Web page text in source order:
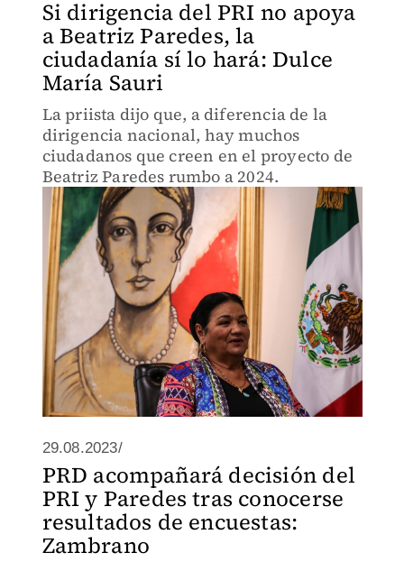
Si dirigencia del PRI no apoya
a Beatriz Paredes, la
ciudadanía sí lo hará: Dulce
María Sauri
La priista dijo que, a diferencia de la
dirigencia nacional, hay muchos
ciudadanos que creen en el proyecto de
Beatriz Paredes rumbo a 2024.
29.08.2023/
PRD acompañará decisión del
PRI y Paredes tras conocerse
resultados de encuestas:
Zambrano